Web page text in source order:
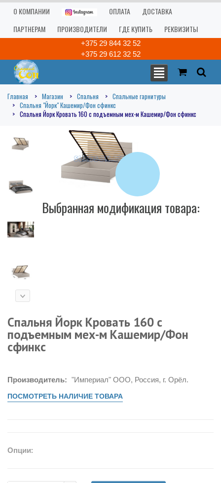
О КОМПАНИИ ОПЛАТА
ДОСТАВКА
ПАРТНЕРАМ
ПРОИЗВОДИТЕЛИ ГДЕ КУПИТЬ РЕКВИЗИТЫ
+375 29 844 32 52
+375 29 612 32 52
Главная Магазин Спальня
Спальные гарнитуры
Спальня "Йорк" Кашемир/Фон сфинкс
Спальня Йорк Кровать 160 с подъемным мех-м Кашемир/Фон сфинкс
Выбранная модификация товара:
Спальня Йорк Кровать 160 с
подъемным мех-м Кашемир/Фон
сфинкс
Производитель: "Империал" ООО, Россия, г. Орёл.
ПОСМОТРЕТЬ НАЛИЧИЕ ТОВАРА
Опции: